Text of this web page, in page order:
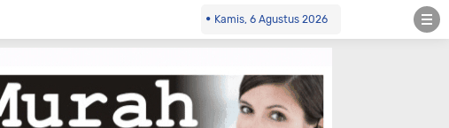
Kamis, 6 Agustus 2026